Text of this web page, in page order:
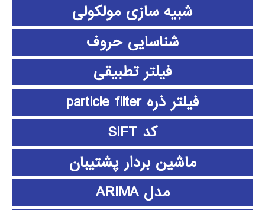
شبیه سازی مولکولی
شناسایی حروف
فیلتر تطبیقی
فیلتر ذره particle filter
کد SIFT
ماشین بردار پشتیبان
مدل ARIMA